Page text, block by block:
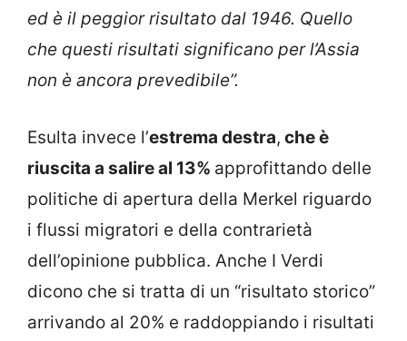
ed è il peggior risultato dal 1946. Quello
che questi risultati significano per l’Assia
non è ancora prevedibile”.
Esulta invece l’estrema destra, che è
riuscita a salire al 13% approfittando delle
politiche di apertura della Merkel riguardo
i flussi migratori e della contrarietà
dell’opinione pubblica. Anche I Verdi
dicono che si tratta di un “risultato storico”
arrivando al 20% e raddoppiando i risultati